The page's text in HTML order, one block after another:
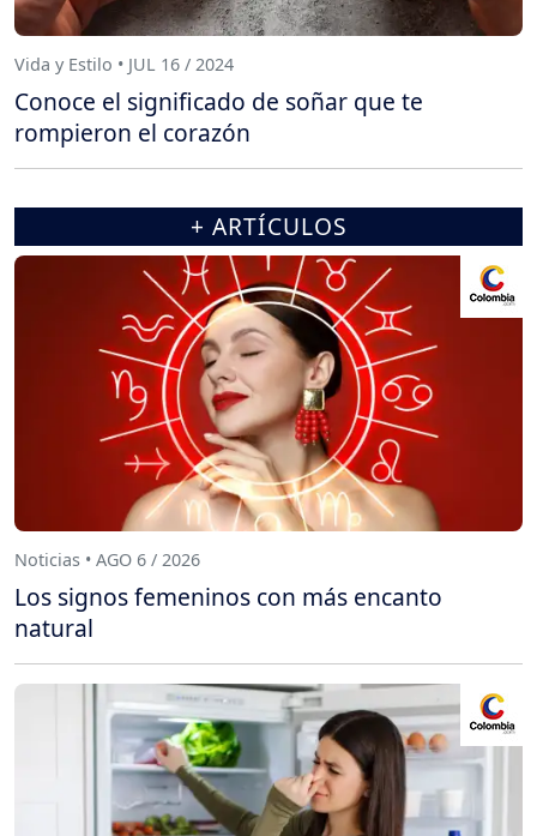
Vida y Estilo • JUL 16 / 2024
Conoce el significado de soñar que te
rompieron el corazón
+ ARTÍCULOS
Noticias • AGO 6 / 2026
Los signos femeninos con más encanto
natural